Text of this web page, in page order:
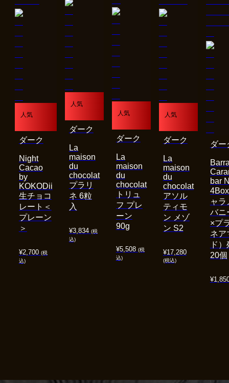
人気
¥2,700 (税
込)
Night
Cacao
by
KOKODii
生チョコ
レート＜
プレーン
＞
ダーク
人気
¥3,834 (税
込)
La
maison
du
chocolat
プラリ
ネ 6粒
入
ダーク
人気
¥5,508 (税
込)
La
maison
du
chocolat
トリュ
フ プレ
ーン
90g
ダーク
人気
¥17,280
(税込)
La
maison
du
chocolat
アソル
ティモ
ン メゾ
ン S2
ダーク
¥
bar
ャラ
バニ
×プ
ネア
ド
20個
ダー